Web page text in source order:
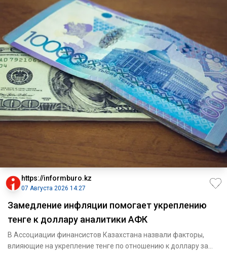
https://informburo.kz
07 Августа 2026 14:27
Замедление инфляции помогает укреплению
тенге к доллару аналитики АФК
В Ассоциации финансистов Казахстана назвали факторы,
влияющие на укрепление тенге по отношению к доллару за